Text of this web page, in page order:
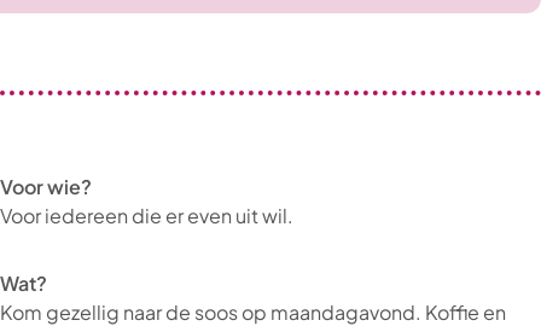
Voor wie?
Voor iedereen die er even uit wil.
Wat?
Kom gezellig naar de soos op maandagavond. Koffie en